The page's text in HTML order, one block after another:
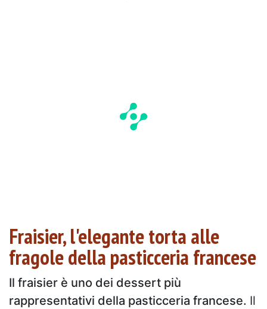
Fraisier, l'elegante torta alle
fragole della pasticceria francese
Il fraisier è uno dei dessert più
rappresentativi della pasticceria francese. Il